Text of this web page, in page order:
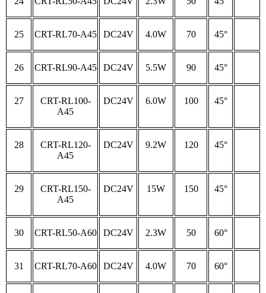
25 CRT-RL70-A45 DC24V 4.0W 70 45°
26 CRT-RL90-A45 DC24V 5.5W 90 45°
27
CRT-RL100-
A45
DC24V 6.0W 100 45°
28
CRT-RL120-
A45
DC24V 9.2W 120 45°
29
CRT-RL150-
A45
DC24V 15W 150 45°
30 CRT-RL50-A60 DC24V 2.3W 50 60°
31 CRT-RL70-A60 DC24V 4.0W 70 60°